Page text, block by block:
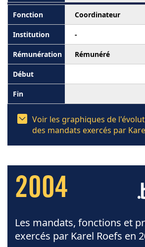
Coordinateur
-
Rémunéré
Voir les graphiques de
des mandats exercés par
2004
Les mandats, fonctions et
exercés par Karel Roefs en